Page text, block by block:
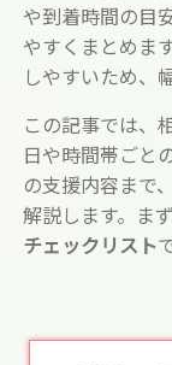
や到着時間の目
やすくまとめま
しやすいため、
この記事では、
日や時間帯ごと
の支援内容まで
解説します。ま
チェックリスト